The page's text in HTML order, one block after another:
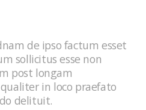
de ipso factum esset
sollicitus esse non
post longam
in loco praefato
delituit.